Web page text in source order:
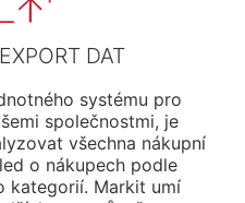
DAT
systému pro
společnostmi, je
všechna nákupní
o nákupech podle
kategorií. Markit umí